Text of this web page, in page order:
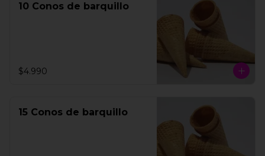
10 Conos de barquillo
$4.990
15 Conos de barquillo